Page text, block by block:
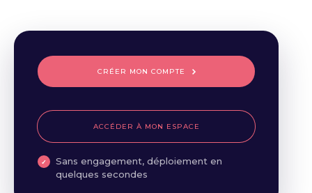
CRÉER MON COMPTE
ACCÉDER À MON ESPACE
Sans engagement, déploiement en
quelques secondes